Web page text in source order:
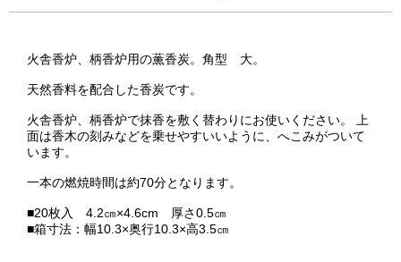
火舎香炉、柄香炉用の薫香炭。角型 大。
天然香料を配合した香炭です。
火舎香炉、柄香炉で抹香を敷く替わりにお使いください。 上
面は香木の刻みなどを乗せやすいいように、へこみがついて
います。
一本の燃焼時間は約70分となります。
■20枚入 4.2㎝×4.6cm 厚さ0.5㎝
■箱寸法：幅10.3×奥行10.3×高3.5㎝